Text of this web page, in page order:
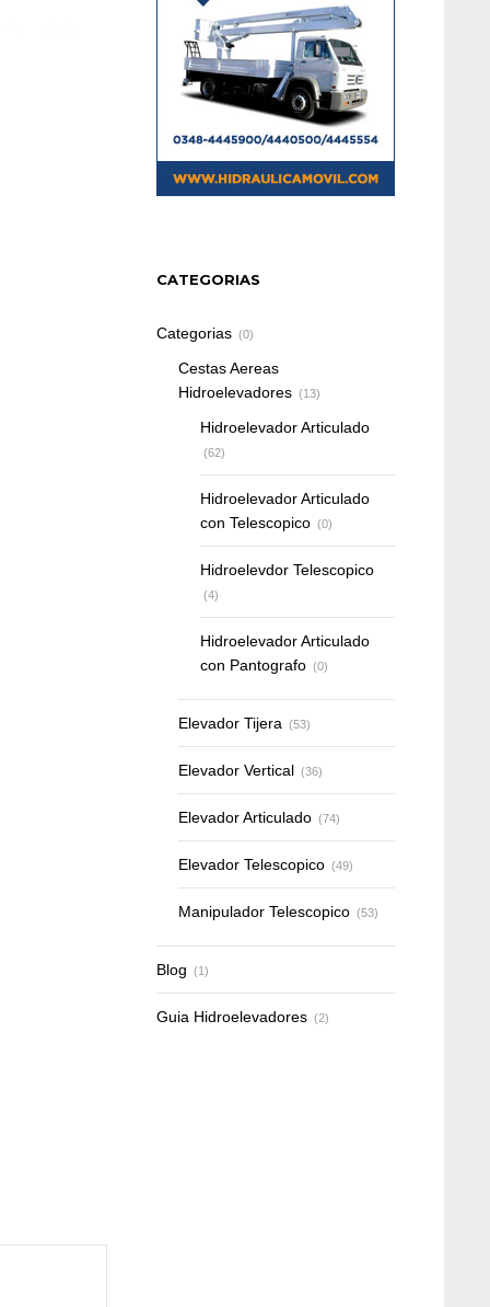
CATEGORIAS
Categorias (0)
Cestas Aereas
Hidroelevadores (13)
Hidroelevador Articulado
(62)
Hidroelevador Articulado
con Telescopico (0)
Hidroelevdor Telescopico
(4)
Hidroelevador Articulado
con Pantografo (0)
Elevador Tijera (53)
Elevador Vertical (36)
Elevador Articulado (74)
Elevador Telescopico (49)
Manipulador Telescopico (53)
Blog (1)
Guia Hidroelevadores (2)